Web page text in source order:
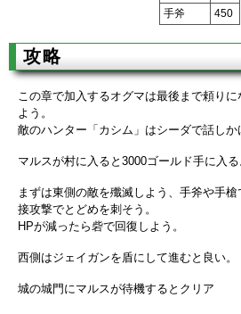
手斧
450
攻略
この章で加入するオグマは最後まで頼り
よう。
敵のハンター「カシム」はシーダで話しか
マルスが村に入ると3000ゴールド手に入る
まずは東側の敵を殲滅しよう、手斧や手
接攻撃でとどめを刺そう。
HPが減ったら砦で回復しよう。
西側はジェイガンを盾にして進むと良い。
城の城門にマルスが待機するとクリア